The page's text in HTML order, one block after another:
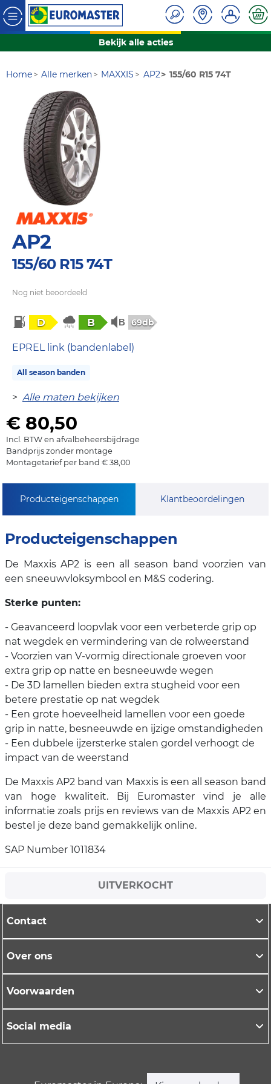
Bekijk alle acties
Home Alle merken MAXXIS AP2 155/60 R15 74T
AP2
155/60 R15 74T
Nog niet beoordeeld
D B 69db
EPREL link (bandenlabel)
All season banden
> Alle maten bekijken
€ 80,50
Incl. BTW en afvalbeheersbijdrage
Bandprijs zonder montage
Montagetarief per band € 38,00
Producteigenschappen Klantbeoordelingen
Producteigenschappen
De Maxxis AP2 is een all season band voorzien van
een sneeuwvloksymbool en M&S codering.
Sterke punten:
- Geavanceerd loopvlak voor een verbeterde grip op
nat wegdek en vermindering van de rolweerstand
- Voorzien van V-vormig directionale groeven voor
extra grip op natte en besneeuwde wegen
- De 3D lamellen bieden extra stugheid voor een
betere prestatie op nat wegdek
- Een grote hoeveelheid lamellen voor een goede
grip in natte, besneeuwde en ijzige omstandigheden
- Een dubbele ijzersterke stalen gordel verhoogt de
impact van de weerstand
De Maxxis AP2 band van Maxxis is een all season band
van hoge kwaliteit. Bij Euromaster vind je alle
informatie zoals prijs en reviews van de Maxxis AP2 en
bestel je deze band gemakkelijk online.
SAP Number 1011834
UITVERKOCHT
Contact
Over ons
Voorwaarden
Social media